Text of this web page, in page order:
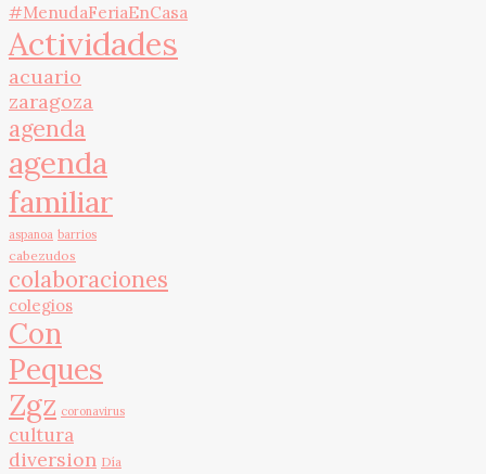
#MenudaFeriaEnCasa
Actividades
acuario
zaragoza
agenda
agenda
familiar
aspanoa barrios
cabezudos
colaboraciones
colegios
Con
Peques
Zgz coronavirus
cultura
diversion Día